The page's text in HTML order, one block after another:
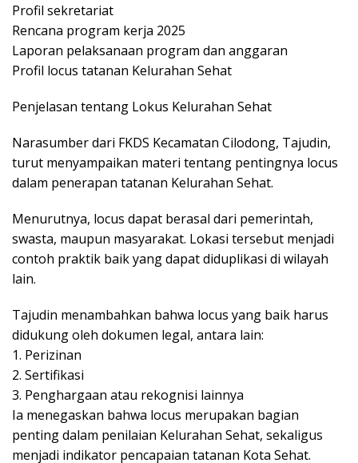
Profil sekretariat
Rencana program kerja 2025
Laporan pelaksanaan program dan anggaran
Profil locus tatanan Kelurahan Sehat
Penjelasan tentang Lokus Kelurahan Sehat
Narasumber dari FKDS Kecamatan Cilodong, Tajudin,
turut menyampaikan materi tentang pentingnya locus
dalam penerapan tatanan Kelurahan Sehat.
Menurutnya, locus dapat berasal dari pemerintah,
swasta, maupun masyarakat. Lokasi tersebut menjadi
contoh praktik baik yang dapat diduplikasi di wilayah
lain.
Tajudin menambahkan bahwa locus yang baik harus
didukung oleh dokumen legal, antara lain:
1. Perizinan
2. Sertifikasi
3. Penghargaan atau rekognisi lainnya
Ia menegaskan bahwa locus merupakan bagian
penting dalam penilaian Kelurahan Sehat, sekaligus
menjadi indikator pencapaian tatanan Kota Sehat.